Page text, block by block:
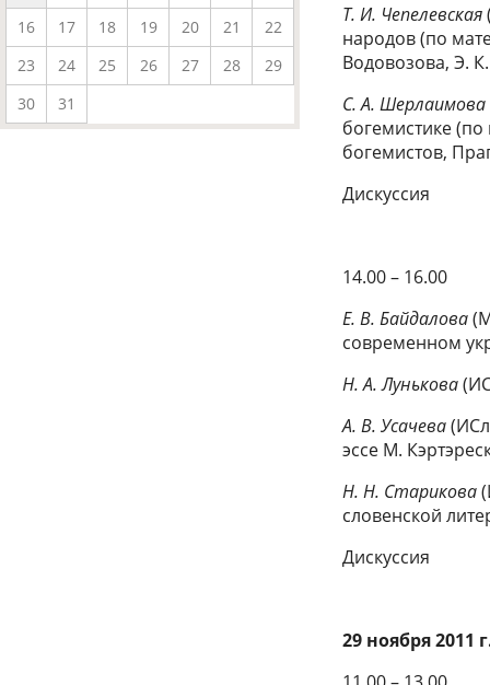
16
17 18 19 20 21
22
23
24 25 26 27 28
29
30
31
Т. И. Чепелевская
народов (по
Водовозова, Э.
С. А. Шерлаимова
богемистике
богемистов,
Дискуссия
14.00 – 16.00
Е. В. Байдалова
современном
Н. А. Лунькова
А. В. Усачева
эссе М.
Н. Н. Старикова
словенской
Дискуссия
29 ноября 2011